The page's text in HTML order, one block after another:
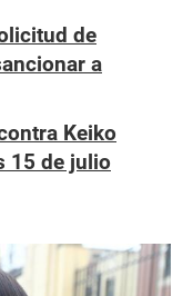
de
a
Keiko
15 de julio